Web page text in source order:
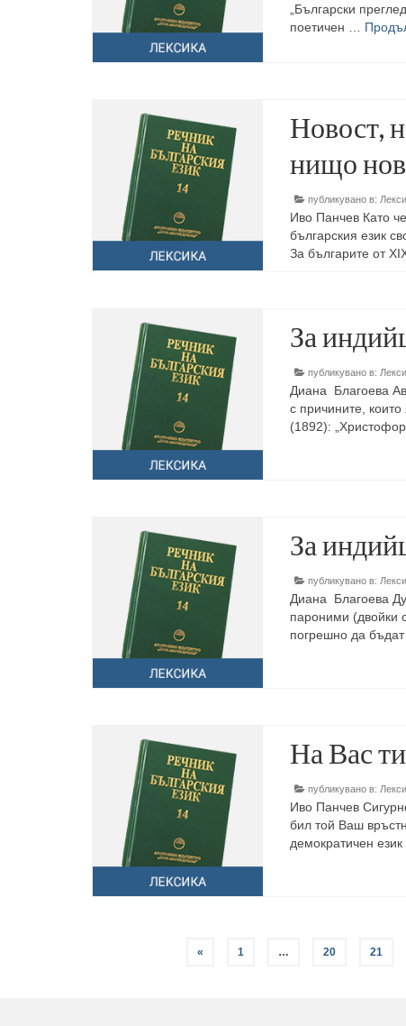
„Български
поетичен …
Новост,
нищо
публикувано в:
Иво Панчев Като
българския език
За българите от
За
публикувано в:
Диана Благоева
с причините,
(1892):
За
публикувано в:
Диана Благоева
пароними (двойки
погрешно да
На Вас
публикувано в:
Иво Панчев
бил той Ваш
демократичен
« 1 … 20 21